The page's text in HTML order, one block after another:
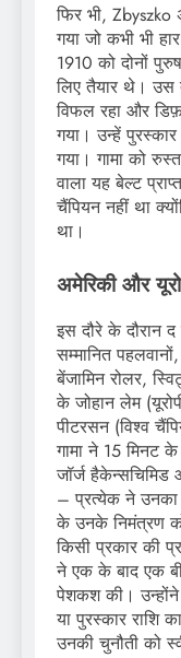
फिर भी,
गया जो कभी भी
1910 को दोनों
लिए तैयार थे। उस
विफल रहा और
गया। उन्हें
गया। गामा को
वाला यह बेल्ट
चैंपियन नहीं था
था।
अमेरिकी और
इस दौरे के दौरान
सम्मानित
बेंजामिन रोलर,
के जोहान लेम
पीटरसन (विश्व
गामा ने 15
जॉर्ज
– प्रत्येक ने उनका
के उनके निमंत्रण
किसी प्रकार की
ने एक के बाद एक
पेशकश की। उन्होंने
या पुरस्कार राशि
उनकी चुनौती को